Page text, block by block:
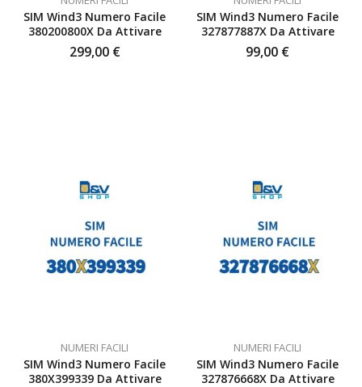
SIM Wind3 Numero Facile
380200800X Da Attivare
299,00 €
SIM Wind3 Numero Facile
327877887X Da Attivare
99,00 €
NUMERI FACILI
SIM Wind3 Numero Facile
380X399339 Da Attivare
NUMERI FACILI
SIM Wind3 Numero Facile
327876668X Da Attivare